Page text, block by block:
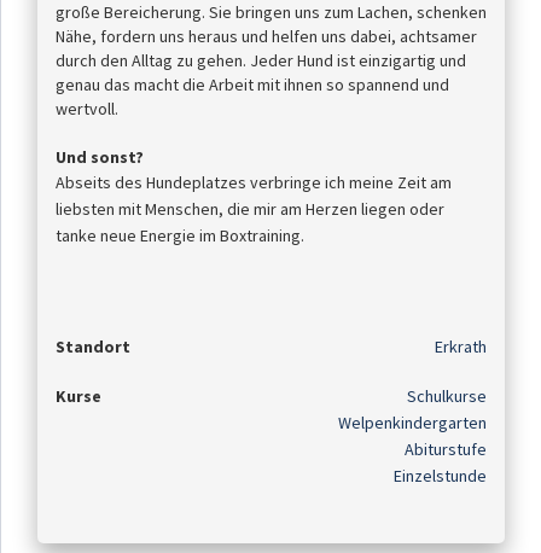
große Bereicherung. Sie bringen uns zum Lachen, schenken
Nähe, fordern uns heraus und helfen uns dabei, achtsamer
durch den Alltag zu gehen. Jeder Hund ist einzigartig und
genau das macht die Arbeit mit ihnen so spannend und
wertvoll.
Und sonst?
Abseits des Hundeplatzes verbringe ich meine Zeit am
liebsten mit Menschen, die mir am Herzen liegen oder
tanke neue Energie im Boxtraining.
Standort Erkrath
Kurse
Schulkurse
Welpenkindergarten
Abiturstufe
Einzelstunde